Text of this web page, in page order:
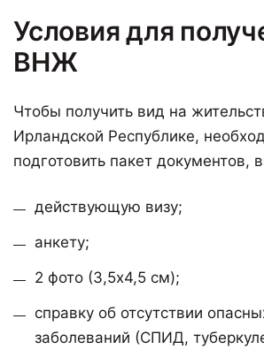
Условия для
ВНЖ
Чтобы получить вид на
Ирландской Республике,
подготовить пакет
действующую визу;
анкету;
2 фото (3,5х4,5 см);
справку об отсутствии
заболеваний (СПИД,